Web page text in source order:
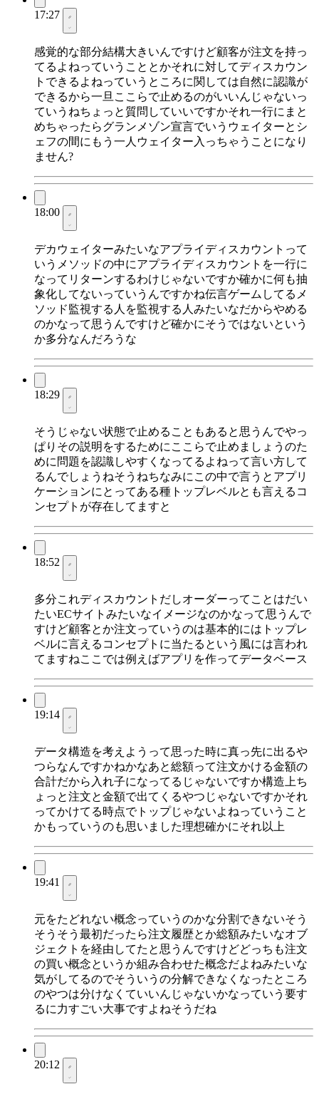
17:27
感覚的な部分結構大きいんですけど顧客が注文を持っ
てるよねっていうこととかそれに対してディスカウン
トできるよねっていうところに関しては自然に認識が
できるから一旦ここらで止めるのがいいんじゃないっ
ていうねちょっと質問していいですかそれ一行にまと
めちゃったらグランメゾン宣言でいうウェイターとシ
ェフの間にもう一人ウェイター入っちゃうことになり
ません?
18:00
デカウェイターみたいなアプライディスカウントって
いうメソッドの中にアプライディスカウントを一行に
なってリターンするわけじゃないですか確かに何も抽
象化してないっていうんですかね伝言ゲームしてるメ
ソッド監視する人を監視する人みたいなだからやめる
のかなって思うんですけど確かにそうではないという
か多分なんだろうな
18:29
そうじゃない状態で止めることもあると思うんでやっ
ぱりその説明をするためにここらで止めましょうのた
めに問題を認識しやすくなってるよねって言い方して
るんでしょうねそうねちなみにこの中で言うとアプリ
ケーションにとってある種トップレベルとも言えるコ
ンセプトが存在してますと
18:52
多分これディスカウントだしオーダーってことはだい
たいECサイトみたいなイメージなのかなって思うんで
すけど顧客とか注文っていうのは基本的にはトップレ
ベルに言えるコンセプトに当たるという風には言われ
てますねここでは例えばアプリを作ってデータベース
19:14
データ構造を考えようって思った時に真っ先に出るや
つらなんですかねかなあと総額って注文かける金額の
合計だから入れ子になってるじゃないですか構造上ち
ょっと注文と金額で出てくるやつじゃないですかそれ
ってかけてる時点でトップじゃないよねっていうこと
かもっていうのも思いました理想確かにそれ以上
19:41
元をたどれない概念っていうのかな分割できないそう
そうそう最初だったら注文履歴とか総額みたいなオブ
ジェクトを経由してたと思うんですけどどっちも注文
の買い概念というか組み合わせた概念だよねみたいな
気がしてるのでそういうの分解できなくなったところ
のやつは分けなくていいんじゃないかなっていう要す
るに力すごい大事ですよねそうだね
20:12